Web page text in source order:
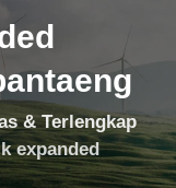
& Terlengkap
expanded